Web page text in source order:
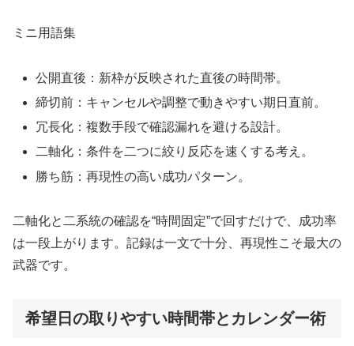
ミニ用語集
公開直後：新枠が反映された直後の時間帯。
締切前：キャンセルや調整で動きやすい期日直前。
冗長化：複数手段で確認漏れを避ける設計。
二軸化：条件を二つに絞り反応を速くする考え。
勝ち筋：再現性の高い成功パターン。
二軸化と二系統の確認を“時間固定”で回すだけで、成功率
は一段上がります。記録は一文で十分、再現性こそ最大の
武器です。
希望日の取りやすい時間帯とカレンダー術